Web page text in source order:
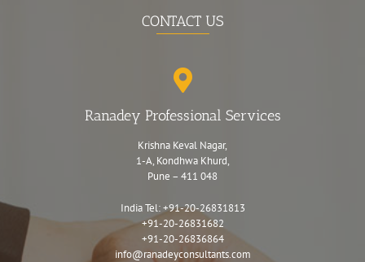
CONTACT US
Ranadey Professional Services
Krishna Keval Nagar,
1-A, Kondhwa Khurd,
Pune – 411 048
India Tel:+91-20-26831813
+91-20-26831682
+91-20-26836864
info@ranadeyconsultants.com